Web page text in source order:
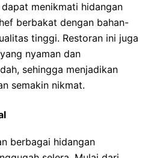
menikmati hidangan
berbakat dengan bahan-
tinggi. Restoran ini juga
nyaman dan
sehingga menjadikan
semakin nikmat.
berbagai hidangan